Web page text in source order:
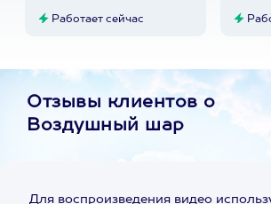
Работает сейчас
Отзывы клиентов о
Воздушный шар
Для воспроизведения видео